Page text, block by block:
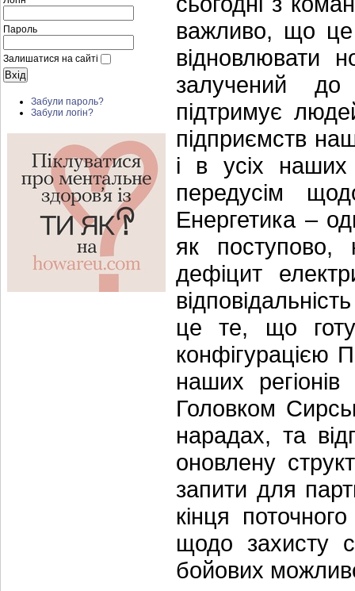
Пароль
Залишатися на сайті
Забули пароль?
Забули логін?
важливо, що це
відновлювати
залучений до
підтримує
підприємств
і в усіх
передусім
Енергетика –
як поступово,
дефіцит
це те, що
конфігурацією
наших
Головком
нарадах, та
оновлену
запити для
кінця
щодо захисту
бойових